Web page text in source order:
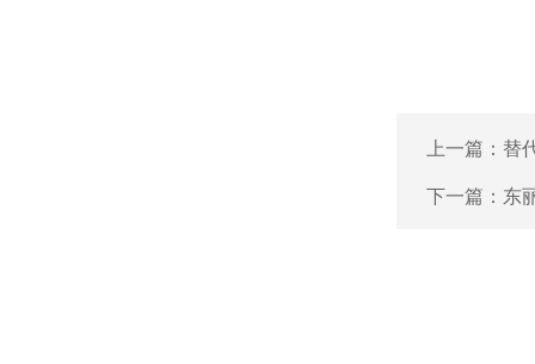
上一篇： 替
下一篇： 东